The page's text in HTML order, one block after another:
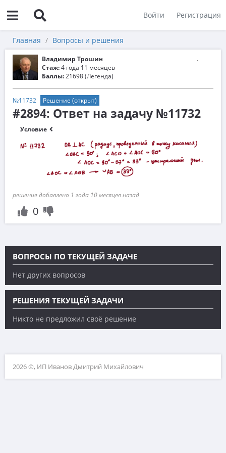
Войти Регистрация
Главная Вопросы и решения
Владимир Трошин
Стаж:4 года 11 месяцев
Баллы:21698 (Легенда)
№11732 Решение (открыт)
#2894: Ответ на задачу №11732
Условие
решение добавлено 1 года 10 месяцев назад
0
ВОПРОСЫ ПО ТЕКУЩЕЙ ЗАДАЧЕ
Нет других вопросов
РЕШЕНИЯ ТЕКУЩЕЙ ЗАДАЧИ
Никто не предложил своё решение
2026 ©, ИП Иванов Дмитрий Михайлович